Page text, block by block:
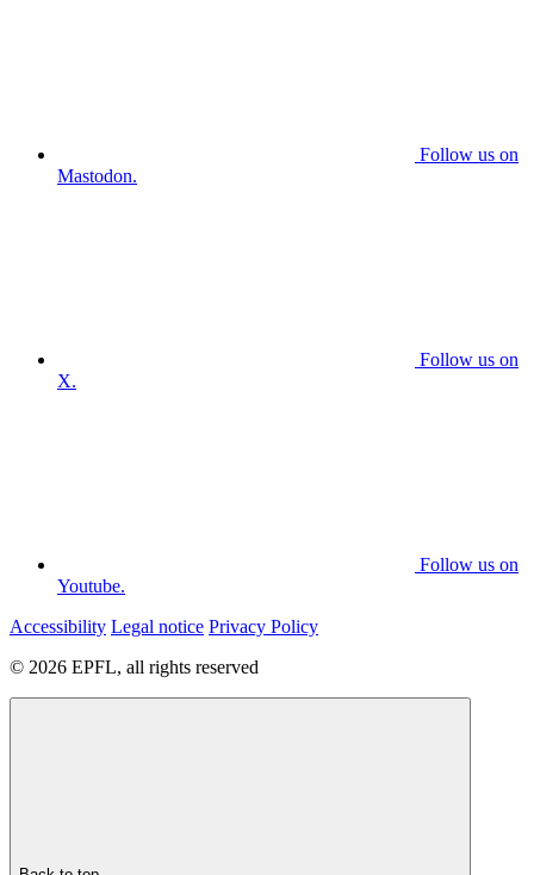
Follow us on
Mastodon.
Follow us on
X.
Follow us on
Youtube.
Accessibility Legal notice Privacy Policy
© 2026 EPFL, all rights reserved